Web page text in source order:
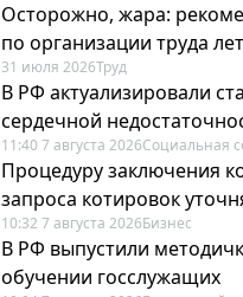
Осторожно, жара:
по организации труда
31 июля 2026Труд
В РФ актуализировали
сердечной
11:40 7 августа 2026Социальная
Процедуру заключения
запроса котировок
10:32 7 августа 2026Бизнес
В РФ выпустили
обучении госслужащих